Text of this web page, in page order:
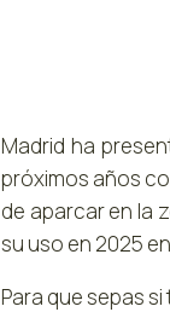
Madrid ha
próximos años
de aparcar en la
su uso en 2025
Para que sepas